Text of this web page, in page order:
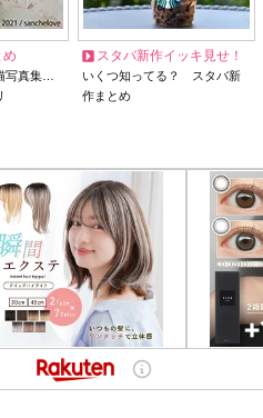
め
写真集…
スタバ新作イッキ見せ！
いくつ知ってる？ スタバ新
作まとめ